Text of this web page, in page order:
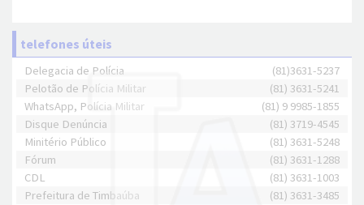
telefones úteis
Delegacia de Polícia
(81)3631-5237
Pelotão de Polícia Militar
(81) 3631-5241
WhatsApp, Polícia Militar
(81) 9 9985-1855
Disque Denúncia
(81) 3719-4545
Minitério Público
(81) 3631-5248
Fórum
(81) 3631-1288
CDL
(81) 3631-1003
Prefeitura de Timbaúba
(81) 3631-3485